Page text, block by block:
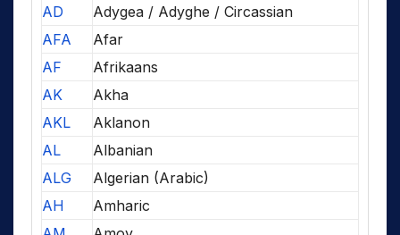
AD
Adygea / Adyghe / Circassian
AFA
Afar
AF
Afrikaans
AK
Akha
AKL
Aklanon
AL
Albanian
ALG
Algerian (Arabic)
AH
Amharic